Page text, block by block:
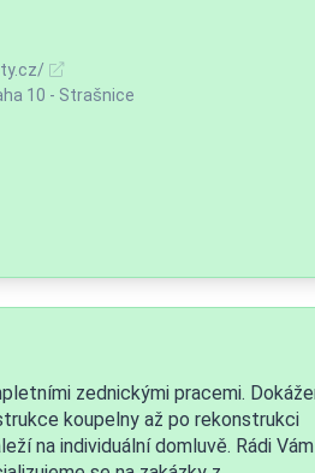
10 - Strašnice
zednickými pracemi.
koupelny až po rekonstrukci
na individuální domluvě. Rádi